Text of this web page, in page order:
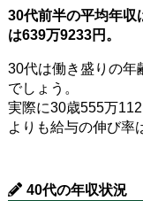
30代前半の平均年収
は639万9233円。
30代は働き盛りの年
でしょう。
実際に30歳555万
よりも給与の伸び率
40代の年収状況